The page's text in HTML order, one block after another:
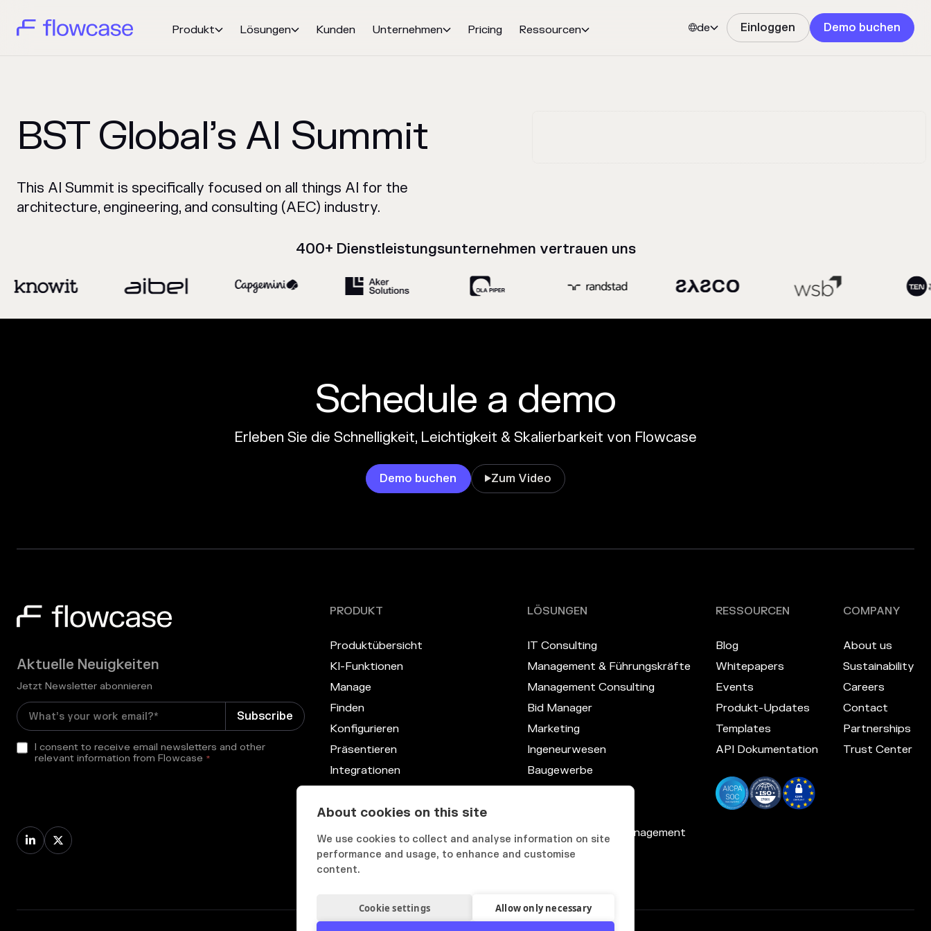
About cookies on this site
We use cookies to collect and analyse information on site
performance and usage, to enhance and customise
content.
Cookie settings Allow only necessary
Produkt Lösungen Kunden Unternehmen Pricing Ressourcen de Einloggen Demo buchen
BST Global’s AI Summit
This AI Summit is specifically focused on all things AI for the
architecture, engineering, and consulting (AEC) industry.
400+ Dienstleistungsunternehmen vertrauen uns
Schedule a demo
Erleben Sie die Schnelligkeit, Leichtigkeit & Skalierbarkeit von Flowcase
Demo buchen Zum Video
Aktuelle Neuigkeiten
Jetzt Newsletter abonnieren
I consent to receive email newsletters and other
relevant information from Flowcase *
 
PRODUKT
Produktübersicht
KI-Funktionen
Manage
Finden
Konfigurieren
Präsentieren
Integrationen
Kompetenz-Datenbank
Anpassbare Benutzeroberfläche
LÖSUNGEN
IT Consulting
Management & Führungskräfte
Management Consulting
Bid Manager
Marketing
Ingeneurwesen
Baugewerbe
HR & Knowledge Management
RESSOURCEN
Blog
Whitepapers
Events
Produkt-Updates
Templates
API Dokumentation
COMPANY
About us
Sustainability
Careers
Contact
Partnerships
Trust Center